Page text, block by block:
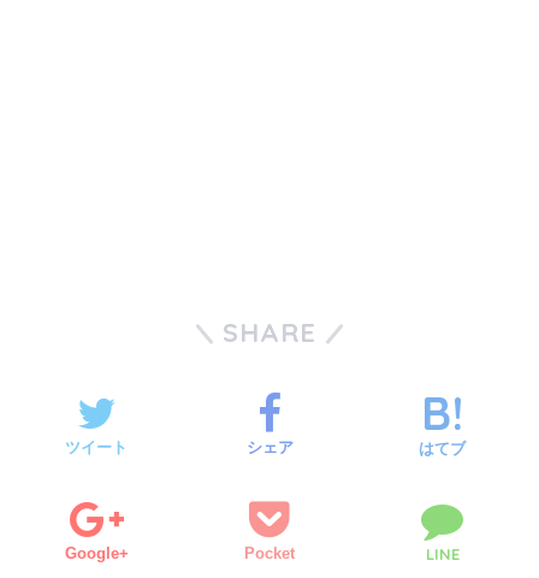
SHARE
ツイート シェア はてブ
Google+ Pocket LINE